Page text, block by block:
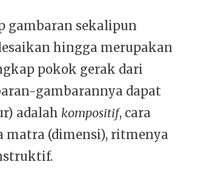
gambaran sekalipun
hingga merupakan
pokok gerak dari
gambarannya dapat
adalah kompositif, cara
matra (dimensi), ritmenya